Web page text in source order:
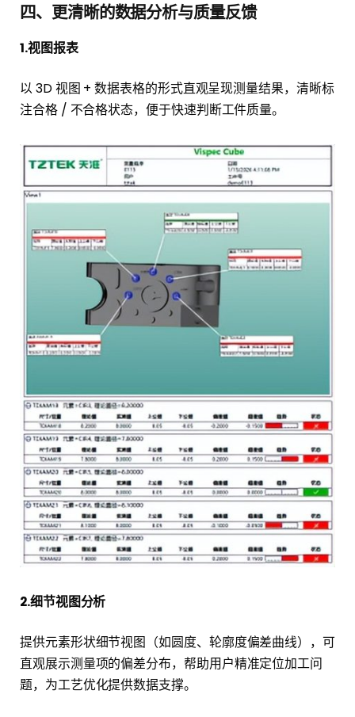
四、更清晰的数据分析与质量反馈
1.视图报表
以 3D 视图 + 数据表格的形式直观呈现测量结果，清晰标
注合格 / 不合格状态，便于快速判断工件质量。
2.细节视图分析
提供元素形状细节视图（如圆度、轮廓度偏差曲线），可
直观展示测量项的偏差分布，帮助用户精准定位加工问
题，为工艺优化提供数据支撑。